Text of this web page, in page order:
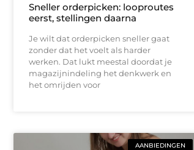
Sneller orderpicken: looproutes
eerst, stellingen daarna
Je wilt dat orderpicken sneller gaat
zonder dat het voelt als harder
werken. Dat lukt meestal doordat je
magazijnindeling het denkwerk en
het omrijden voor
AANBIEDINGEN